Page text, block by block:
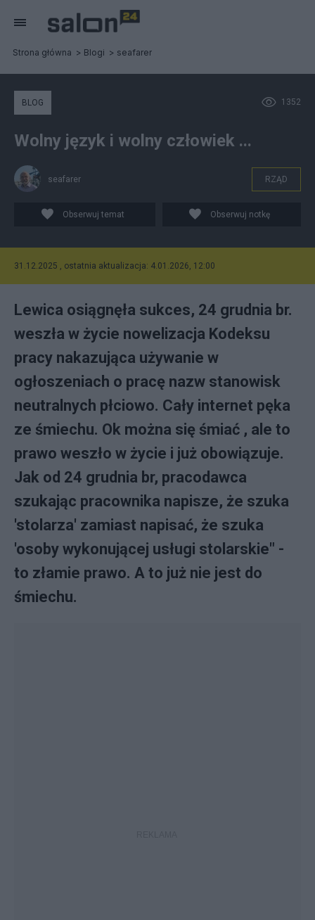
Strona główna Blogi seafarer
1352
BLOG
Wolny język i wolny człowiek ...
seafarer RZĄD
Obserwuj temat Obserwuj notkę
31.12.2025 , ostatnia aktualizacja: 4.01.2026, 12:00
Lewica osiągnęła sukces, 24 grudnia br.
weszła w życie nowelizacja Kodeksu
pracy nakazująca używanie w
ogłoszeniach o pracę nazw stanowisk
neutralnych płciowo. Cały internet pęka
ze śmiechu. Ok można się śmiać , ale to
prawo weszło w życie i już obowiązuje.
Jak od 24 grudnia br, pracodawca
szukając pracownika napisze, że szuka
'stolarza' zamiast napisać, że szuka
'osoby wykonującej usługi stolarskie" -
to złamie prawo. A to już nie jest do
śmiechu.